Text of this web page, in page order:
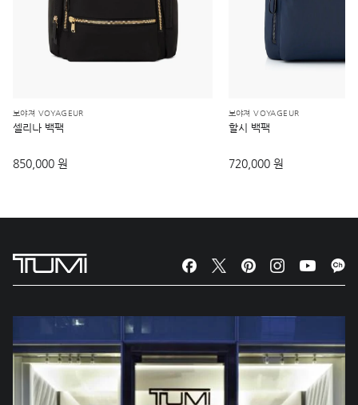
보야져 VOYAGEUR
셀리나 백팩
850,000 원
보야져 VOYAGEUR
할시 백팩
720,000 원